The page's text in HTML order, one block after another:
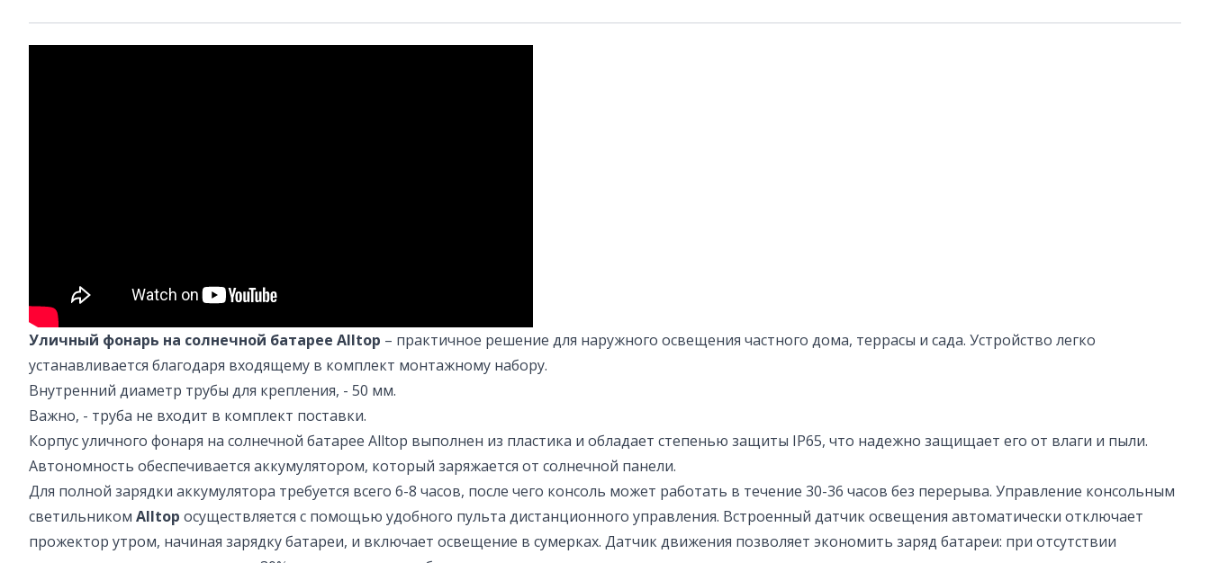
Уличный фонарь на солнечной батарее Alltop – практичное решение для наружного освещения частного дома, террасы и сада. Устройство легко
устанавливается благодаря входящему в комплект монтажному набору.
Внутренний диаметр трубы для крепления, - 50 мм.
Важно, - труба не входит в комплект поставки.
Корпус уличного фонаря на солнечной батарее Alltop выполнен из пластика и обладает степенью защиты IP65, что надежно защищает его от влаги и пыли.
Автономность обеспечивается аккумулятором, который заряжается от солнечной панели.
Для полной зарядки аккумулятора требуется всего 6-8 часов, после чего консоль может работать в течение 30-36 часов без перерыва. Управление консольным
светильником Alltop осуществляется с помощью удобного пульта дистанционного управления. Встроенный датчик освещения автоматически отключает
прожектор утром, начиная зарядку батареи, и включает освещение в сумерках. Датчик движения позволяет экономить заряд батареи: при отсутствии